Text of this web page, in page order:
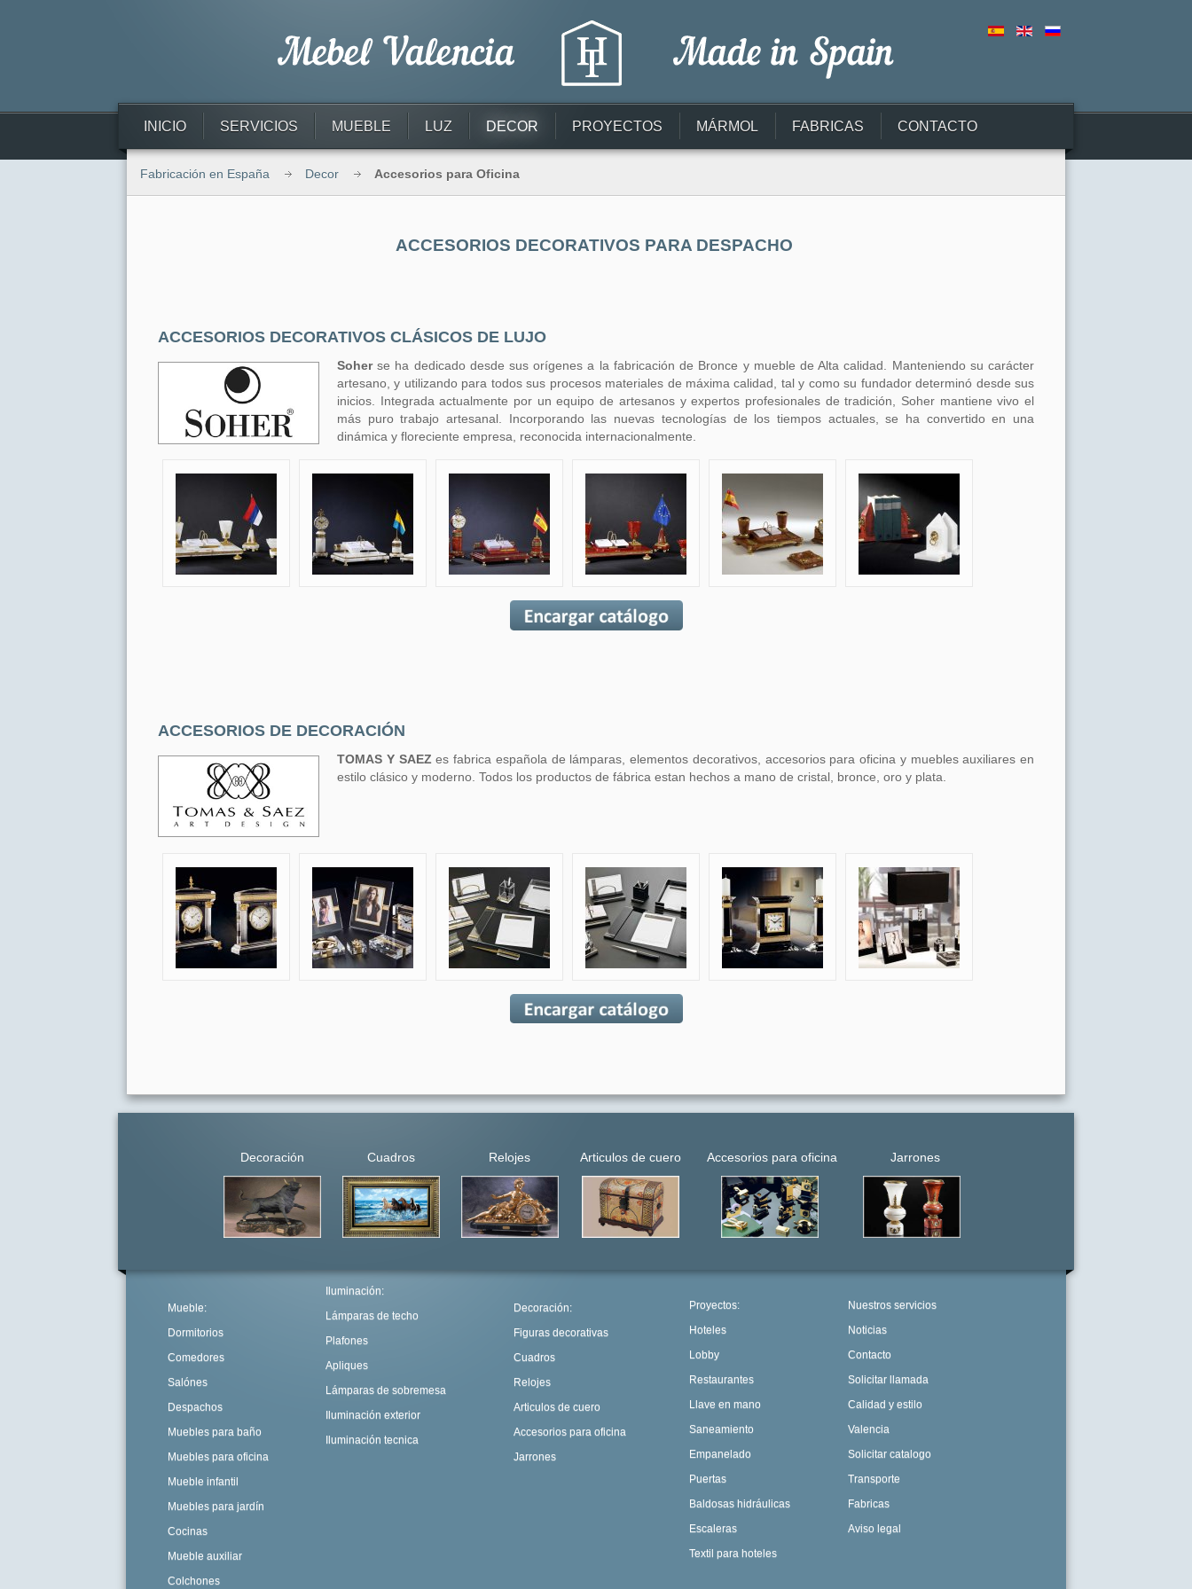
INICIO SERVICIOS MUEBLE LUZ DECOR PROYECTOS MÁRMOL FABRICAS CONTACTO
Fabricación en España Decor Accesorios para Oficina
ACCESORIOS DECORATIVOS PARA DESPACHO
ACCESORIOS DECORATIVOS CLÁSICOS DE LUJO
Soherse ha dedicado desde sus orígenes a la fabricación de Bronce y mueble de Alta calidad. Manteniendo su carácter
artesano, y utilizando para todos sus procesos materiales de máxima calidad, tal y como su fundador determinó desde sus
inicios. Integrada actualmente por un equipo de artesanos y expertos profesionales de tradición, Soher mantiene vivo el
más puro trabajo artesanal. Incorporando las nuevas tecnologías de los tiempos actuales, se ha convertido en una
dinámica y floreciente empresa, reconocida internacionalmente.
ACCESORIOS DE DECORACIÓN
TOMAS Y SAEZ es fabrica española de lámparas, elementos decorativos, accesorios para oficina y muebles auxiliares en
estilo clásico y moderno. Todos los productos de fábrica estan hechos a mano de cristal, bronce, oro y plata.
Decoración Cuadros Relojes Articulos de cuero Accesorios para oficina Jarrones
Mueble:
Dormitorios
Comedores
Salónes
Despachos
Muebles para baño
Muebles para oficina
Mueble infantil
Muebles para jardín
Cocinas
Mueble auxiliar
Colchones
Iluminación:
Lámparas de techo
Plafones
Apliques
Lámparas de sobremesa
Iluminación exterior
Iluminación tecnica
Decoración:
Figuras decorativas
Cuadros
Relojes
Articulos de cuero
Accesorios para oficina
Jarrones
Proyectos:
Hoteles
Lobby
Restaurantes
Llave en mano
Saneamiento
Empanelado
Puertas
Baldosas hidráulicas
Escaleras
Textil para hoteles
Nuestros servicios
Noticias
Contacto
Solicitar llamada
Calidad y estilo
Valencia
Solicitar catalogo
Transporte
Fabricas
Aviso legal